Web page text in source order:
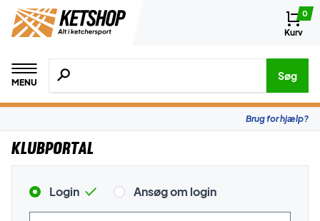
0
Kurv
MENU
Søg efter produkter, mærker etc.
Søg
Brug for hjælp?
Klubportal
Login Ansøg om login